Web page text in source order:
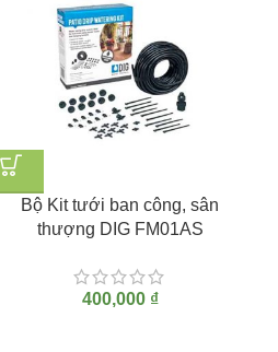
Bộ Kit tưới ban công, sân
thượng DIG FM01AS
400,000 ₫